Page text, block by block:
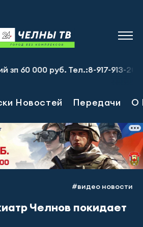
руб. Тел.:8-917-913-20-71
Новостей Передачи О
#видео новости
Челнов покидает